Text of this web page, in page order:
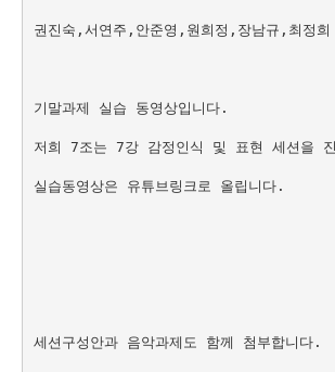
권진숙,서연주,안준영,원희정,장남규,최정희
기말과제 실습 동영상입니다.
저희 7조는 7강 감정인식 및 표현 세션을
실습동영상은 유튜브링크로 올립니다.
세션구성안과 음악과제도 함께 첨부합니다.